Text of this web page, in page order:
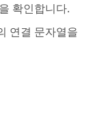
확인합니다.
연결 문자열을